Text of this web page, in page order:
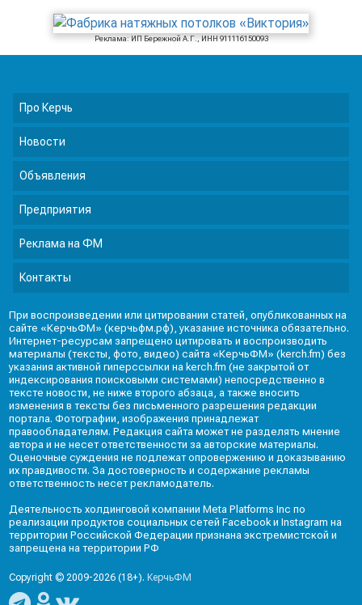
Реклама: ИП Бережной А.Г., ИНН 911116150093
Про Керчь
Новости
Объявления
Предприятия
Реклама на ФМ
Контакты
При воспроизведении или цитировании статей, опубликованных на
сайте «КерчьФМ» (керчьфм.рф), указание источника обязательно.
Интернет-ресурсам запрещено цитировать и воспроизводить
материалы (тексты, фото, видео) сайта «КерчьФМ» (kerch.fm) без
указания активной гиперссылки на kerch.fm (не закрытой от
индексирования поисковыми системами) непосредственно в
тексте новости, не ниже второго абзаца, а также вносить
изменения в тексты без письменного разрешения редакции
портала. Фотографии, изображения принадлежат
правообладателям. Редакция сайта может не разделять мнение
автора и не несет ответственности за авторские материалы.
Оценочные суждения не подлежат опровержению и доказыванию
их правдивости. За достоверность и содержание рекламы
ответственность несет рекламодатель.
Деятельность холдинговой компании Meta Platforms Inc по
реализации продуктов социальных сетей Facebook и Instagram на
территории Российской Федерации признана экстремистской и
запрещена на территории РФ
Copyright © 2009-2026 (18+).КерчьФМ